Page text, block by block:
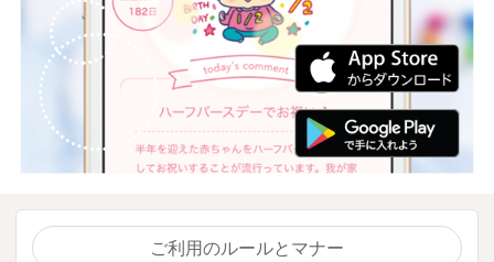
ご利用のルールとマナー